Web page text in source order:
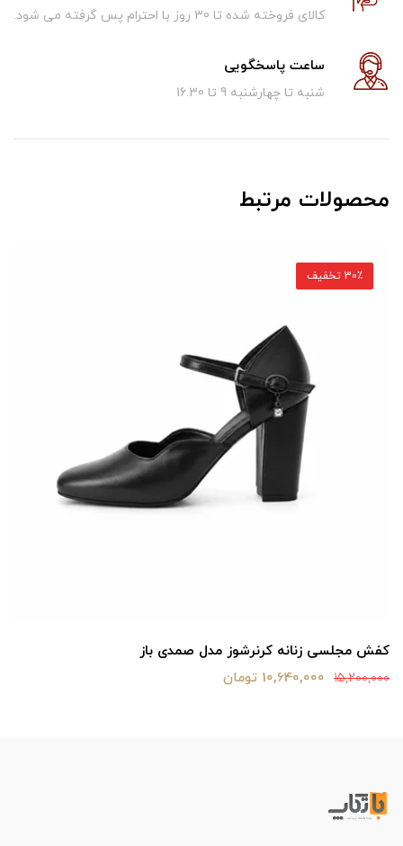
کالای فروخته شده تا 30 روز با احترام پس گرفته می شود.
ساعت پاسخگویی
شنبه تا چهارشنبه 9 تا 16.30
محصولات مرتبط
کفش مجلسی زنانه کرنرشوز مدل صمدی باز
15,200,000 10,640,000 تومان
30٪ تخفیف